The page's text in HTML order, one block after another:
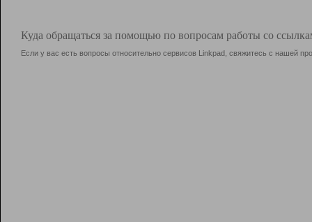
Куда обращаться за помощью по вопросам работы со
Если у вас есть вопросы относительно сервисов Linkpad, свяжитесь с нашей